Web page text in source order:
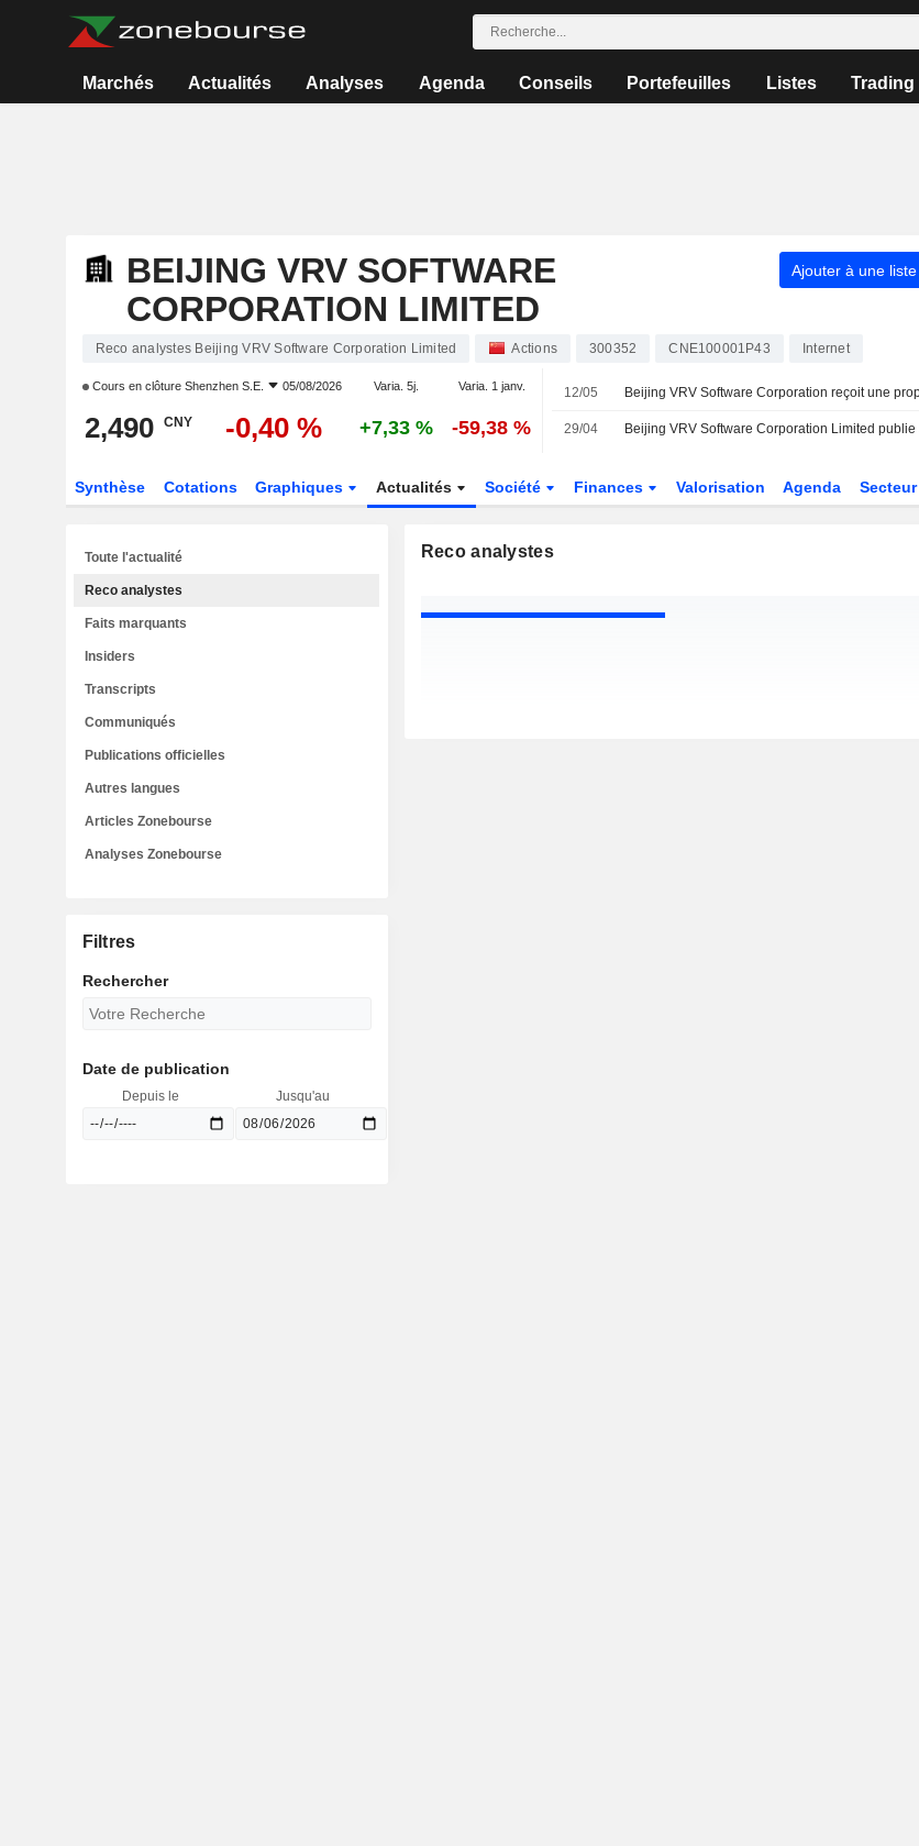
Marchés Actualités Analyses Agenda Conseils Portefeuilles Listes Trading
BEIJING VRV SOFTWARE
CORPORATION LIMITED
Ajouter à une liste
Reco analystes Beijing VRV Software Corporation Limited Actions 300352 CNE100001P43 Internet
Cours en clôture Shenzhen S.E. 05/08/2026 Varia. 5j. Varia. 1 janv.
2,490 CNY -0,40 % +7,33 % -59,38 %
12/05
29/04
Synthèse Cotations Graphiques Actualités Société Finances Valorisation Agenda Secteur
Reco analystes
Toute l'actualité
Reco analystes
Faits marquants
Insiders
Transcripts
Communiqués
Publications officielles
Autres langues
Articles Zonebourse
Analyses Zonebourse
Filtres
Rechercher
Date de publication
Depuis le Jusqu'au